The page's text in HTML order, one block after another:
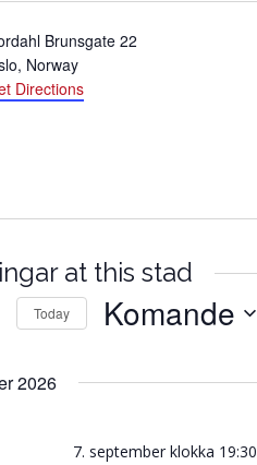
Brunsgate 22
, Norway
Directions
at this stad
Today Komande
2026
7. september klokka 19:30